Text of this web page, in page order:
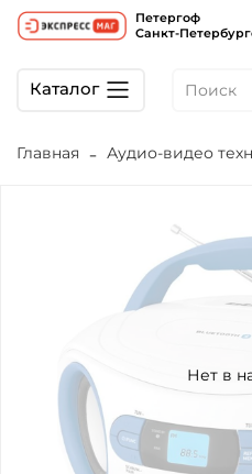
Петергоф
Санкт-
Каталог
Главная Аудио-видео
Нет в